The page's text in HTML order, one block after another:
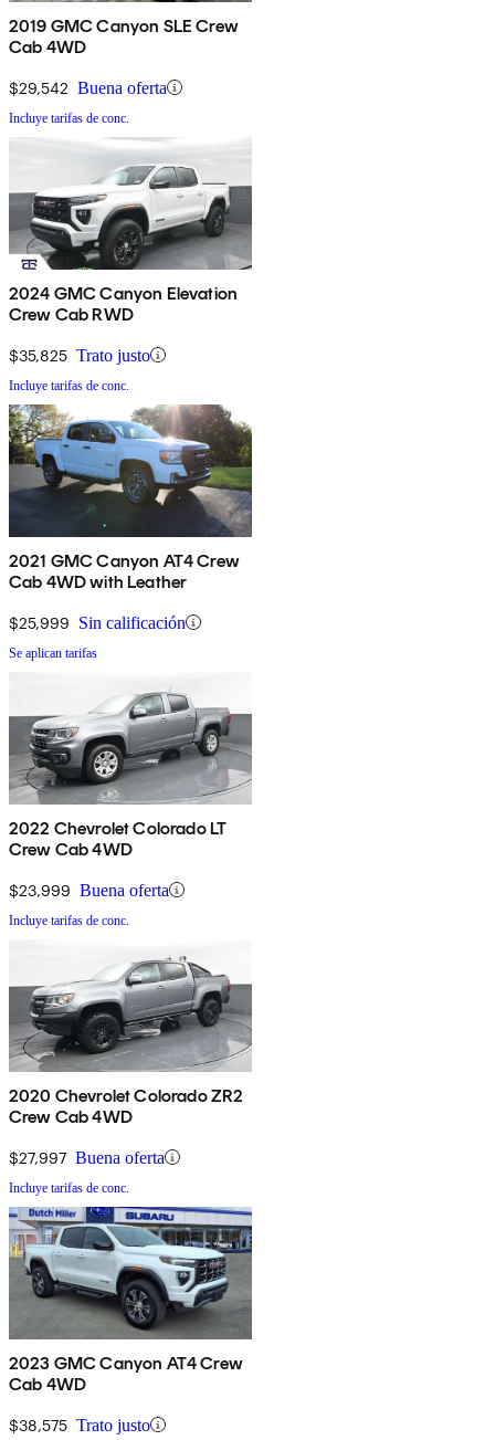
2019 GMC Canyon SLE Crew
Cab 4WD
$29,542 Buena oferta
Incluye tarifas de conc.
2024 GMC Canyon Elevation
Crew Cab RWD
$35,825 Trato justo
Incluye tarifas de conc.
2021 GMC Canyon AT4 Crew
Cab 4WD with Leather
$25,999 Sin calificación
Se aplican tarifas
2022 Chevrolet Colorado LT
Crew Cab 4WD
$23,999 Buena oferta
Incluye tarifas de conc.
2020 Chevrolet Colorado ZR2
Crew Cab 4WD
$27,997 Buena oferta
Incluye tarifas de conc.
2023 GMC Canyon AT4 Crew
Cab 4WD
$38,575 Trato justo